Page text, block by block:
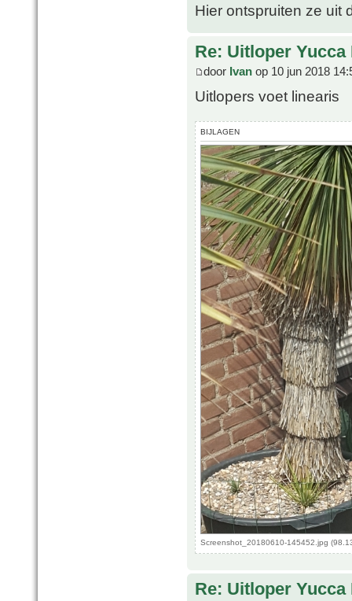
Hier ontspruiten ze uit
Re: Uitloper
door Ivan op 10 jun 2018
Uitlopers voet linearis
BIJLAGEN
Screenshot_20180610-145452.jpg
Re: Uitloper